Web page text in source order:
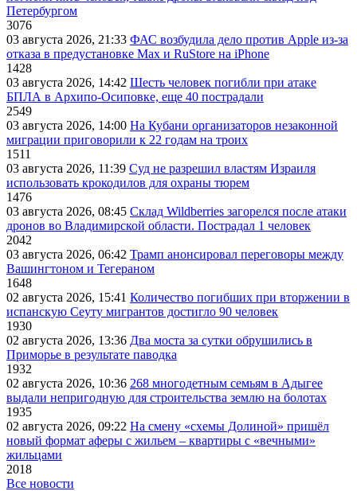
Петербургом
3076
03 августа 2026, 21:33 ФАС возбудила дело против Apple из-за
отказа в предустановке Max и RuStore на iPhone
1428
03 августа 2026, 14:42 Шесть человек погибли при атаке
БПЛА в Архипо-Осиповке, еще 40 пострадали
2549
03 августа 2026, 14:00 На Кубани организаторов незаконной
миграции приговорили к 22 годам на троих
1511
03 августа 2026, 11:39 Суд не разрешил властям Израиля
использовать крокодилов для охраны тюрем
1476
03 августа 2026, 08:45 Склад Wildberries загорелся после атаки
дронов во Владимирской области. Пострадал 1 человек
2042
03 августа 2026, 06:42 Трамп анонсировал переговоры между
Вашингтоном и Тегераном
1648
02 августа 2026, 15:41 Количество погибших при вторжении в
испанскую Сеуту мигрантов достигло 90 человек
1930
02 августа 2026, 13:36 Два моста за сутки обрушились в
Приморье в результате паводка
1932
02 августа 2026, 10:36 268 многодетным семьям в Адыгее
выдали непригодную для строительства землю на болотах
1935
02 августа 2026, 09:22 На смену «схемы Долиной» пришёл
новый формат аферы с жильем – квартиры с «вечными»
жильцами
2018
Все новости